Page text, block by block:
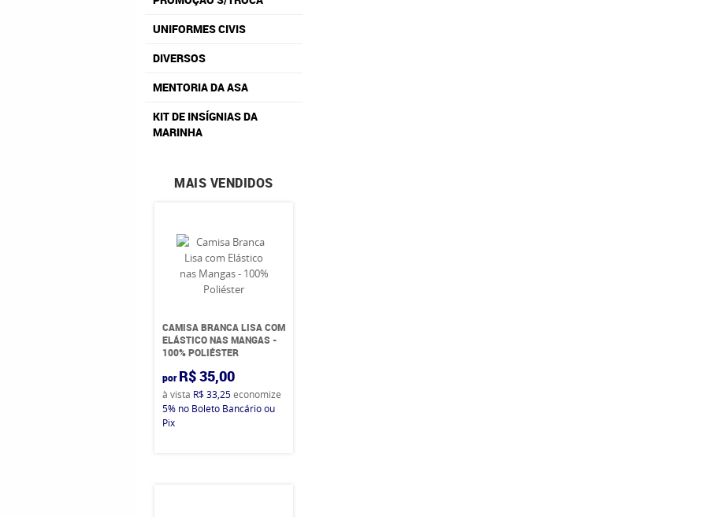
UNIFORMES CIVIS
DIVERSOS
MENTORIA DA ASA
KIT DE INSÍGNIAS DA
MARINHA
MAIS VENDIDOS
CAMISA BRANCA LISA COM
ELÁSTICO NAS MANGAS -
100% POLIÉSTER
por R$ 35,00
à vista R$ 33,25economize
5% no Boleto Bancário ou
Pix